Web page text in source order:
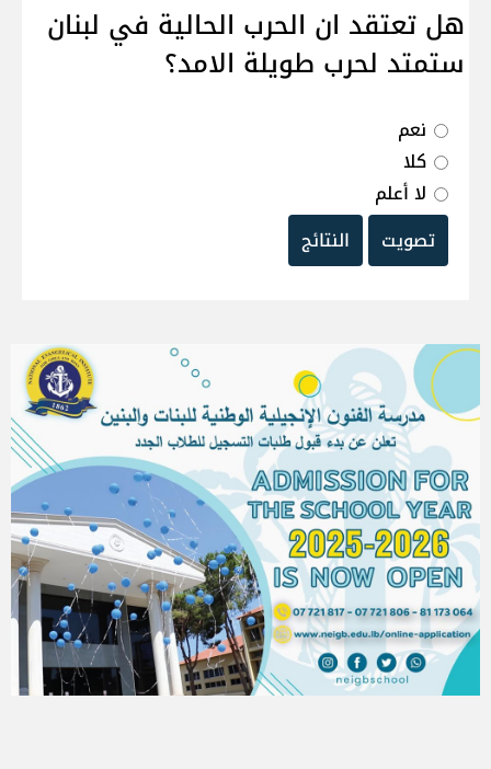
هل تعتقد ان الحرب الحالية في لبنان
ستمتد لحرب طويلة الامد؟
نعم
كلا
لا أعلم
تصويت
النتائج